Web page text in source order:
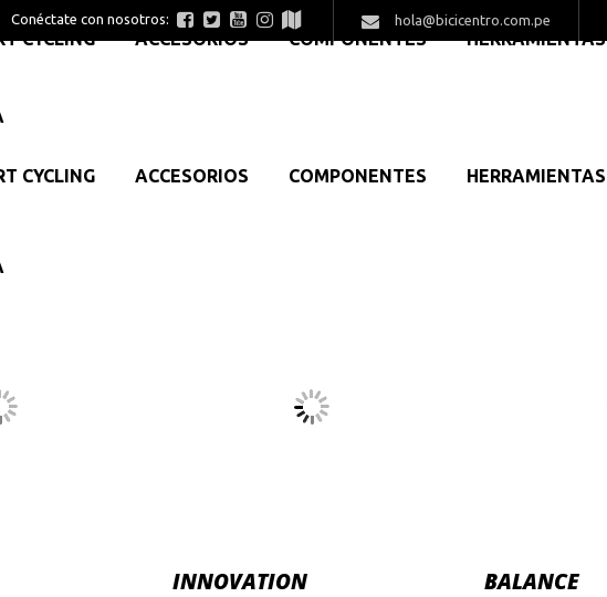
Conéctate con nosotros: hola@bicicentro.com.pe
CYCLING ACCESORIOS COMPONENTES HERRAMIENTAS
CYCLING ACCESORIOS COMPONENTES HERRAMIENTAS
INNOVATION BALANCE